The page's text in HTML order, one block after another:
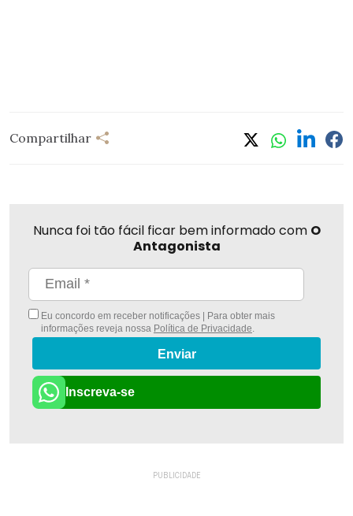
Compartilhar
Nunca foi tão fácil ficar bem informado com O
Antagonista
Eu concordo em receber notificações | Para obter mais
informações reveja nossa Política de Privacidade
Enviar
Inscreva-se